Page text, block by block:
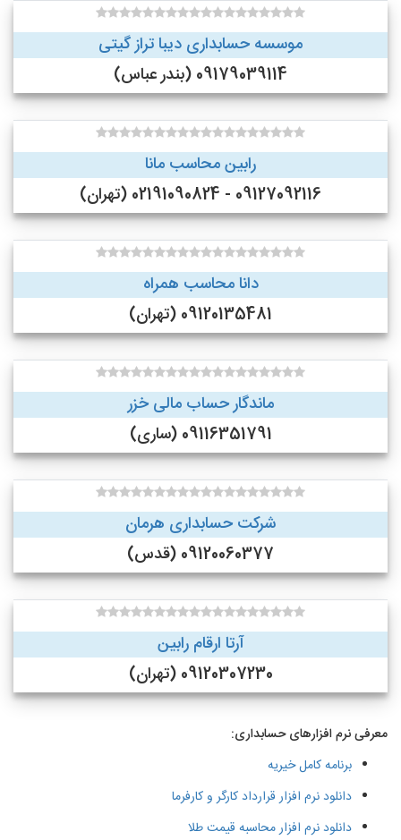
موسسه حسابداری دیبا تراز گیتی
09179039114 (بندر عباس)
رابین محاسب مانا
09127092116 - 02191090824 (تهران)
دانا محاسب همراه
09120135481 (تهران)
ماندگار حساب مالی خزر
09116351791 (ساری)
شرکت حسابداری هرمان
09120060377 (قدس)
آرتا ارقام رابین
09120307230 (تهران)
معرفی نرم افزارهای حسابداری:
برنامه کامل خیریه
دانلود نرم افزار قرارداد کارگر و کارفرما
دانلود نرم افزار محاسبه قیمت طلا